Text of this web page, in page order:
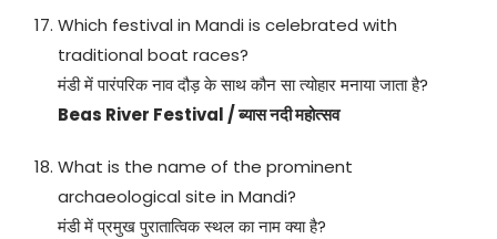
Which festival in Mandi is celebrated with
traditional boat races?
मंडी में पारंपरिक नाव दौड़ के साथ कौन सा त्योहार मनाया जाता है?
Beas River Festival / ब्यास नदी महोत्सव
What is the name of the prominent
archaeological site in Mandi?
मंडी में प्रमुख पुरातात्विक स्थल का नाम क्या है?